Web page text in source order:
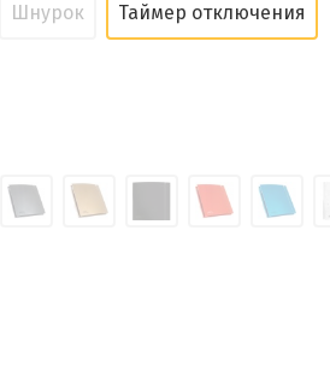
Шнурок Таймер отключения